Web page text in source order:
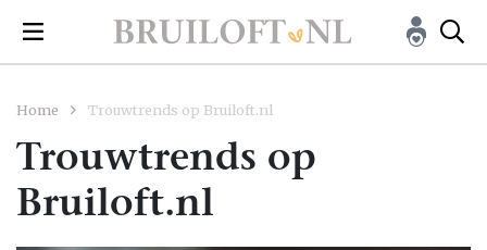
Home Trouwtrends op Bruiloft.nl
Trouwtrends op
Bruiloft.nl